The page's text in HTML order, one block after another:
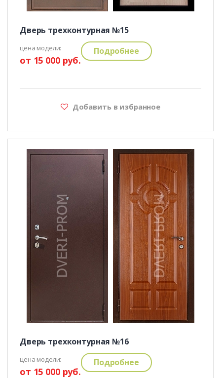
Дверь трехконтурная №15
цена модели:
от 15 000 руб.
Подробнее
Добавить в избранное
Дверь трехконтурная №16
цена модели:
от 15 000 руб.
Подробнее